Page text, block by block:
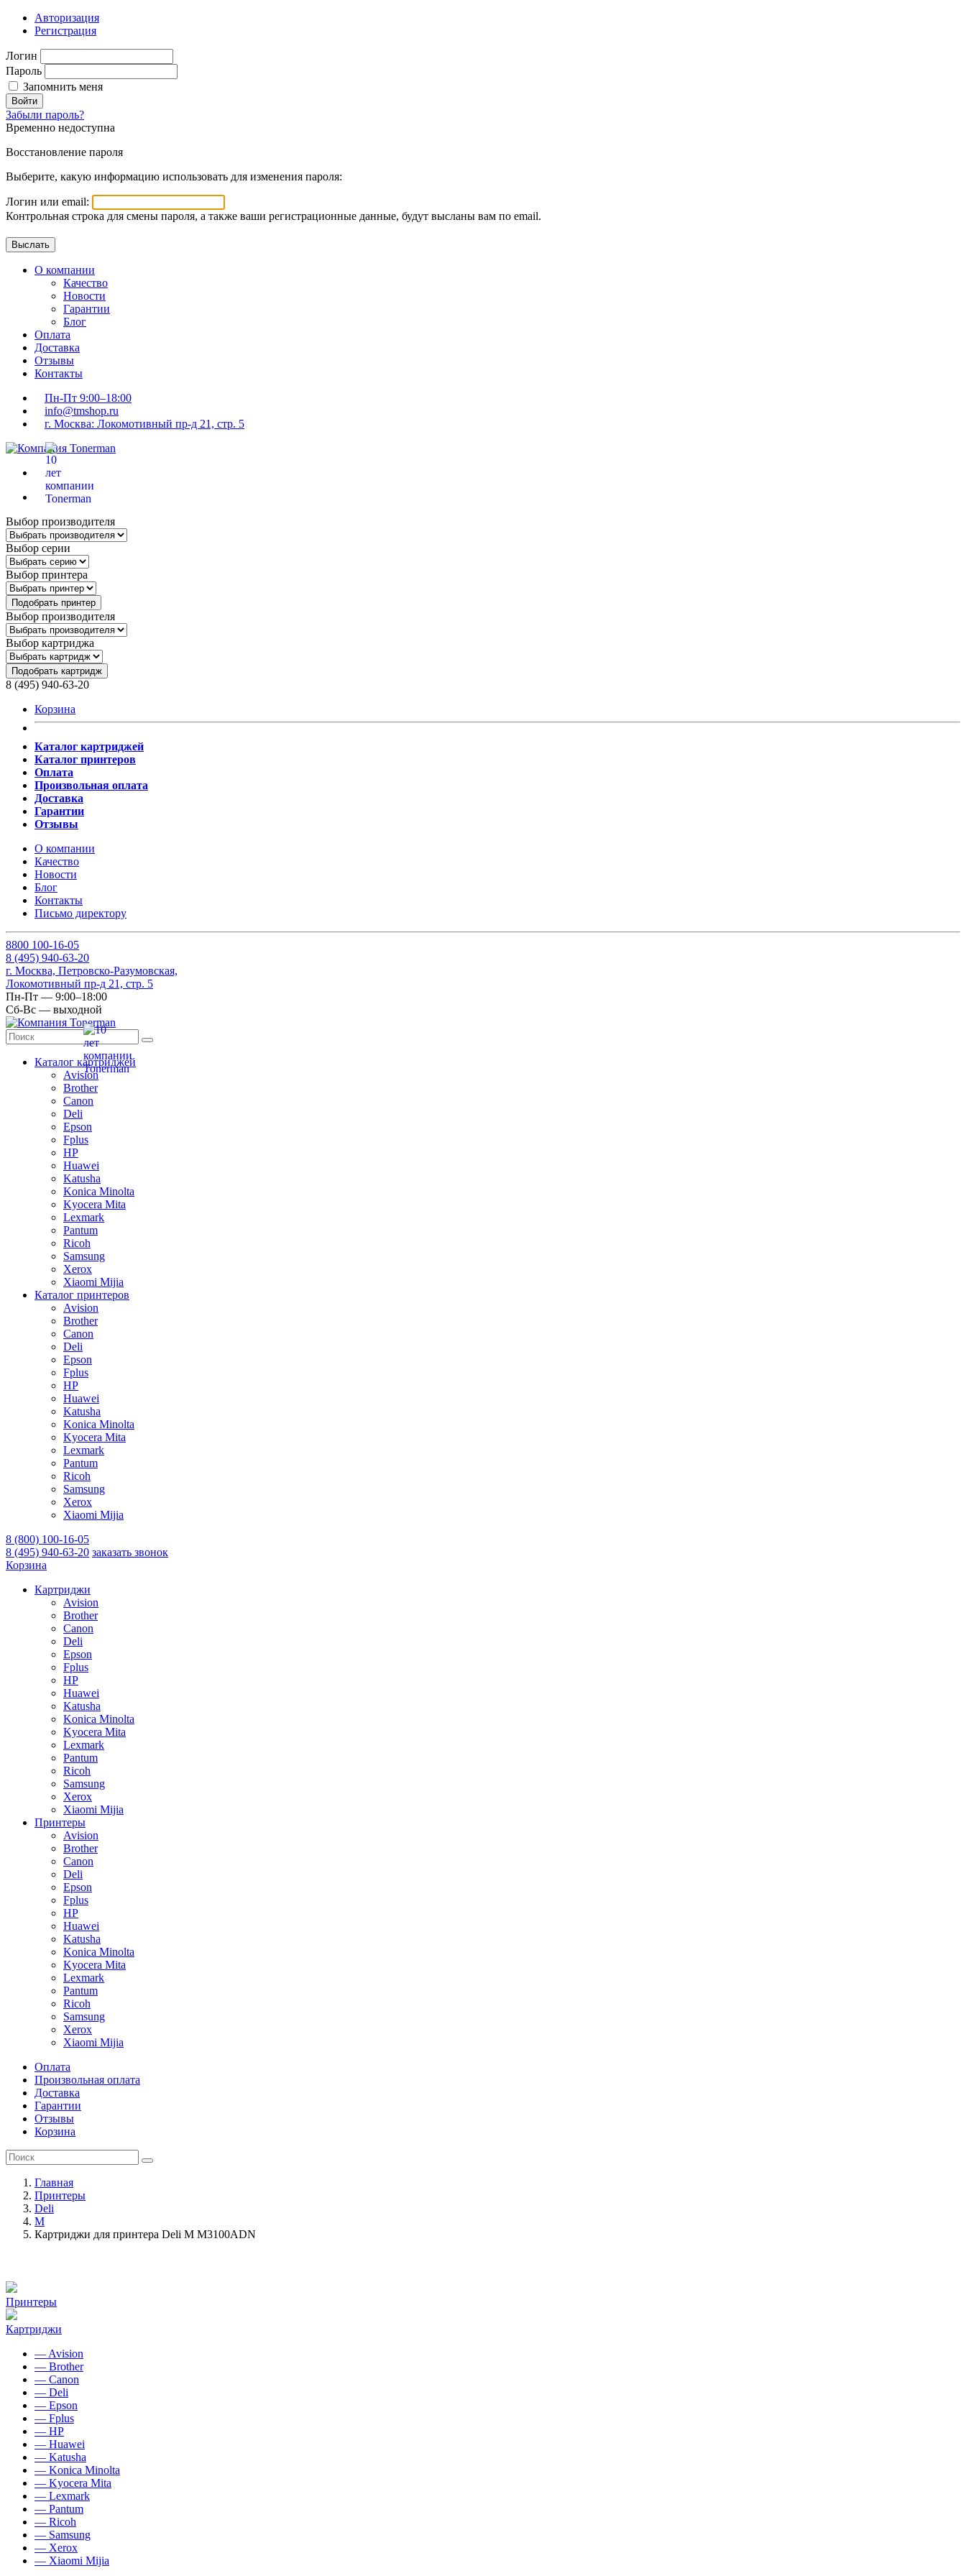
Авторизация
Регистрация
Логин
Пароль
Запомнить меня
Войти
Забыли пароль?
Временно недоступна
Восстановление пароля
Выберите, какую информацию использовать для изменения пароля:
Логин или email:
Контрольная строка для смены пароля, а также ваши регистрационные данные, будут высланы вам по email.
О компании
Качество
Новости
Гарантии
Блог
Оплата
Доставка
Отзывы
Контакты
Пн-Пт 9:00–18:00
info@tmshop.ru
г. Москва: Локомотивный пр-д 21, стр. 5
Выбор производителя
Выбор серии
Выбор принтера
Подобрать принтер
Выбор производителя
Выбор картриджа
Подобрать картридж
8 (495) 940-63-20
Корзина
Каталог картриджей
Каталог принтеров
Оплата
Произвольная оплата
Доставка
Гарантии
Отзывы
О компании
Качество
Новости
Блог
Контакты
Письмо директору
8800 100-16-05
8 (495) 940-63-20
г. Москва, Петровско-Разумовская,
Локомотивный пр-д 21, стр. 5
Пн-Пт — 9:00–18:00
Сб-Вс — выходной
Каталог картриджей
Avision
Brother
Canon
Deli
Epson
Fplus
HP
Huawei
Katusha
Konica Minolta
Kyocera Mita
Lexmark
Pantum
Ricoh
Samsung
Xerox
Xiaomi Mijia
Каталог принтеров
Avision
Brother
Canon
Deli
Epson
Fplus
HP
Huawei
Katusha
Konica Minolta
Kyocera Mita
Lexmark
Pantum
Ricoh
Samsung
Xerox
Xiaomi Mijia
8 (800) 100-16-05
8 (495) 940-63-20 заказать звонок
Корзина
Картриджи
Avision
Brother
Canon
Deli
Epson
Fplus
HP
Huawei
Katusha
Konica Minolta
Kyocera Mita
Lexmark
Pantum
Ricoh
Samsung
Xerox
Xiaomi Mijia
Принтеры
Avision
Brother
Canon
Deli
Epson
Fplus
HP
Huawei
Katusha
Konica Minolta
Kyocera Mita
Lexmark
Pantum
Ricoh
Samsung
Xerox
Xiaomi Mijia
Оплата
Произвольная оплата
Доставка
Гарантии
Отзывы
Корзина
Главная
Принтеры
Deli
M
Картриджи для принтера Deli M M3100ADN
Принтеры
Картриджи
— Avision
— Brother
— Canon
— Deli
— Epson
— Fplus
— HP
— Huawei
— Katusha
— Konica Minolta
— Kyocera Mita
— Lexmark
— Pantum
— Ricoh
— Samsung
— Xerox
— Xiaomi Mijia